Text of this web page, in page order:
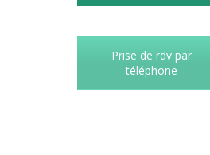
Prise de rdv par
téléphone